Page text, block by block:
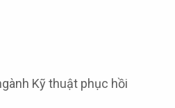
Kỹ thuật phục hồi